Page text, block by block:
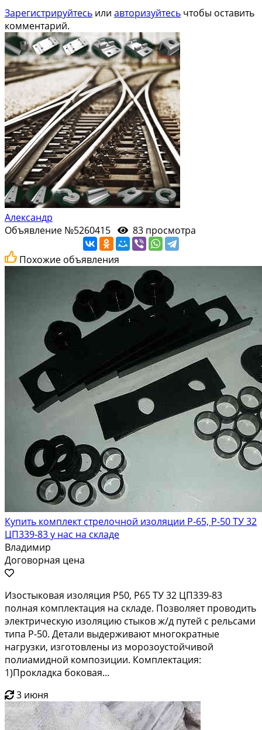
Зарегистрируйтесь или авторизуйтесь чтобы оставить
комментарий.
Александр
Объявление №5260415
83 просмотра
Похожие объявления
Купить комплект стрелочной изоляции Р-65, Р-50 ТУ 32
ЦП339-83 у нас на складе
Владимир
Договорная цена
Изостыковая изоляция Р50, Р65 ТУ 32 ЦП339-83
полная комплектация на складе. Позволяет проводить
электрическую изоляцию стыков ж/д путей с рельсами
типа Р-50. Детали выдерживают многократные
нагрузки, изготовлены из морозоустойчивой
полиамидной композиции. Комплектация:
1)Прокладка боковая...
3 июня